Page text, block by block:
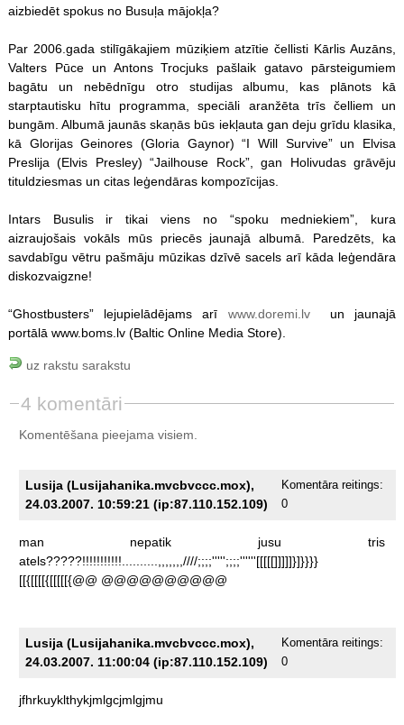
aizbiedēt spokus no Busuļa mājokļa?
Par 2006.gada stilīgākajiem mūziķiem atzītie čellisti Kārlis Auzāns,
Valters Pūce un Antons Trocjuks pašlaik gatavo pārsteigumiem
bagātu un nebēdnīgu otro studijas albumu, kas plānots kā
starptautisku hītu programma, speciāli aranžēta trīs čelliem un
bungām. Albumā jaunās skaņās būs iekļauta gan deju grīdu klasika,
kā Glorijas Geinores (Gloria Gaynor) “I Will Survive” un Elvisa
Preslija (Elvis Presley) “Jailhouse Rock”, gan Holivudas grāvēju
tituldziesmas un citas leģendāras kompozīcijas.
Intars Busulis ir tikai viens no “spoku medniekiem”, kura
aizraujošais vokāls mūs priecēs jaunajā albumā. Paredzēts, ka
savdabīgu vētru pašmāju mūzikas dzīvē sacels arī kāda leģendāra
diskozvaigzne!
“Ghostbusters” lejupielādējams arī www.doremi.lvun jaunajā
portālā www.boms.lv (Baltic Online Media Store).
uz rakstu sarakstu
4 komentāri
Komentēšana pieejama visiem.
Lusija (Lusijahanika.mvcbvccc.mox),
24.03.2007. 10:59:21 (ip:87.110.152.109)
Komentāra reitings:
0
man nepatik jusu
tris
atels?????!!!!!!!!!!!..........,,,,,,,////;;;;''''';;;;''''''[[[[[]]]]]}]}}}}
[[{[[[[{[[[[[{@@ @@@@@@@@@@
Lusija (Lusijahanika.mvcbvccc.mox),
24.03.2007. 11:00:04 (ip:87.110.152.109)
Komentāra reitings:
0
jfhrkuyklthykjmlgcjmlgjmu